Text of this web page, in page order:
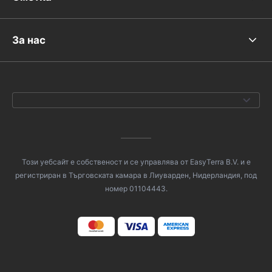
За нас
Този уебсайт е собственост и се управлява от EasyTerra B.V. и е
регистриран в Търговската камара в Лиуварден, Нидерландия, под
номер 01104443.